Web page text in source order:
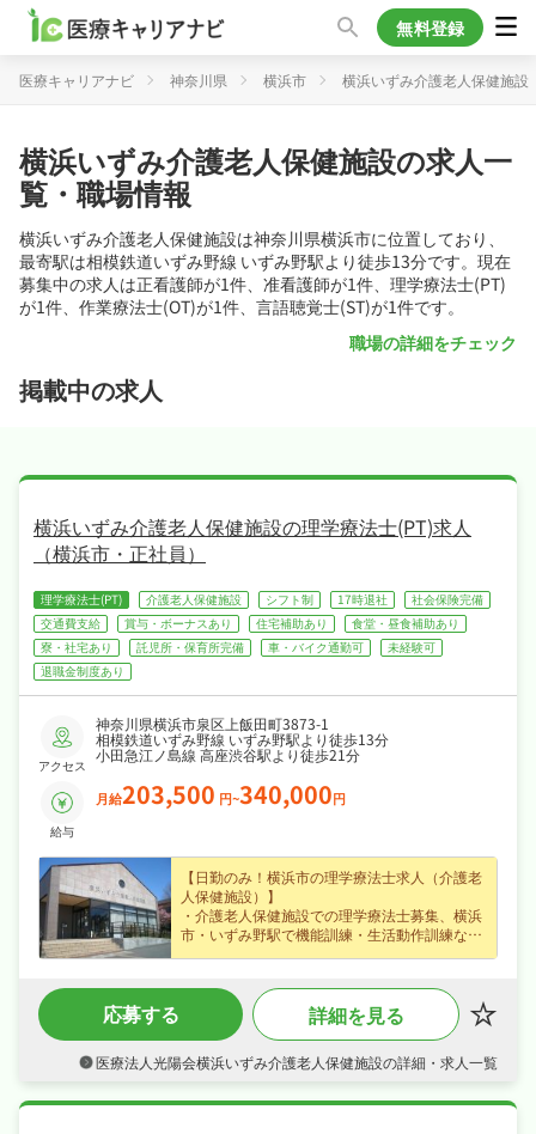
無料登録
医療キャリアナビ 神奈川県 横浜市 横浜いずみ介護老人保健施設
横浜いずみ介護老人保健施設の求人一
覧・職場情報
横浜いずみ介護老人保健施設は神奈川県横浜市に位置しており、
最寄駅は相模鉄道いずみ野線 いずみ野駅より徒歩13分です。現在
募集中の求人は正看護師が1件、准看護師が1件、理学療法士(PT)
が1件、作業療法士(OT)が1件、言語聴覚士(ST)が1件です。
職場の詳細をチェック
掲載中の求人
横浜いずみ介護老人保健施設の理学療法士(PT)求人
（横浜市・正社員）
理学療法士(PT) 介護老人保健施設 シフト制 17時退社
社会保険完備
交通費支給
賞与・ボーナスあり 住宅補助あり
食堂・昼食補助あり
寮・社宅あり
託児所・保育所完備 車・バイク通勤可
未経験可
退職金制度あり
アクセス
神奈川県横浜市泉区上飯田町3873-1
相模鉄道いずみ野線 いずみ野駅より徒歩13分
小田急江ノ島線 高座渋谷駅より徒歩21分
給与
月給203,500 円~340,000円
【日勤のみ！横浜市の理学療法士求人（介護老
人保健施設）】
・介護老人保健施設での理学療法士募集、横浜
市・いずみ野駅で機能訓練・生活動作訓練など
・正社員で月給20.4〜34万円、賞与あり・住宅
手当・皆勤手当など各種手当・昇給ありなど好
待遇で、あなたの経験を正当に評価します！
ご家庭や趣味との両立もしやすい職場です！
社宅制度ありなど福利厚生も充実、はじめての
応募する 詳細を見る
医療法人光陽会横浜いずみ介護老人保健施設の詳細・求人一覧